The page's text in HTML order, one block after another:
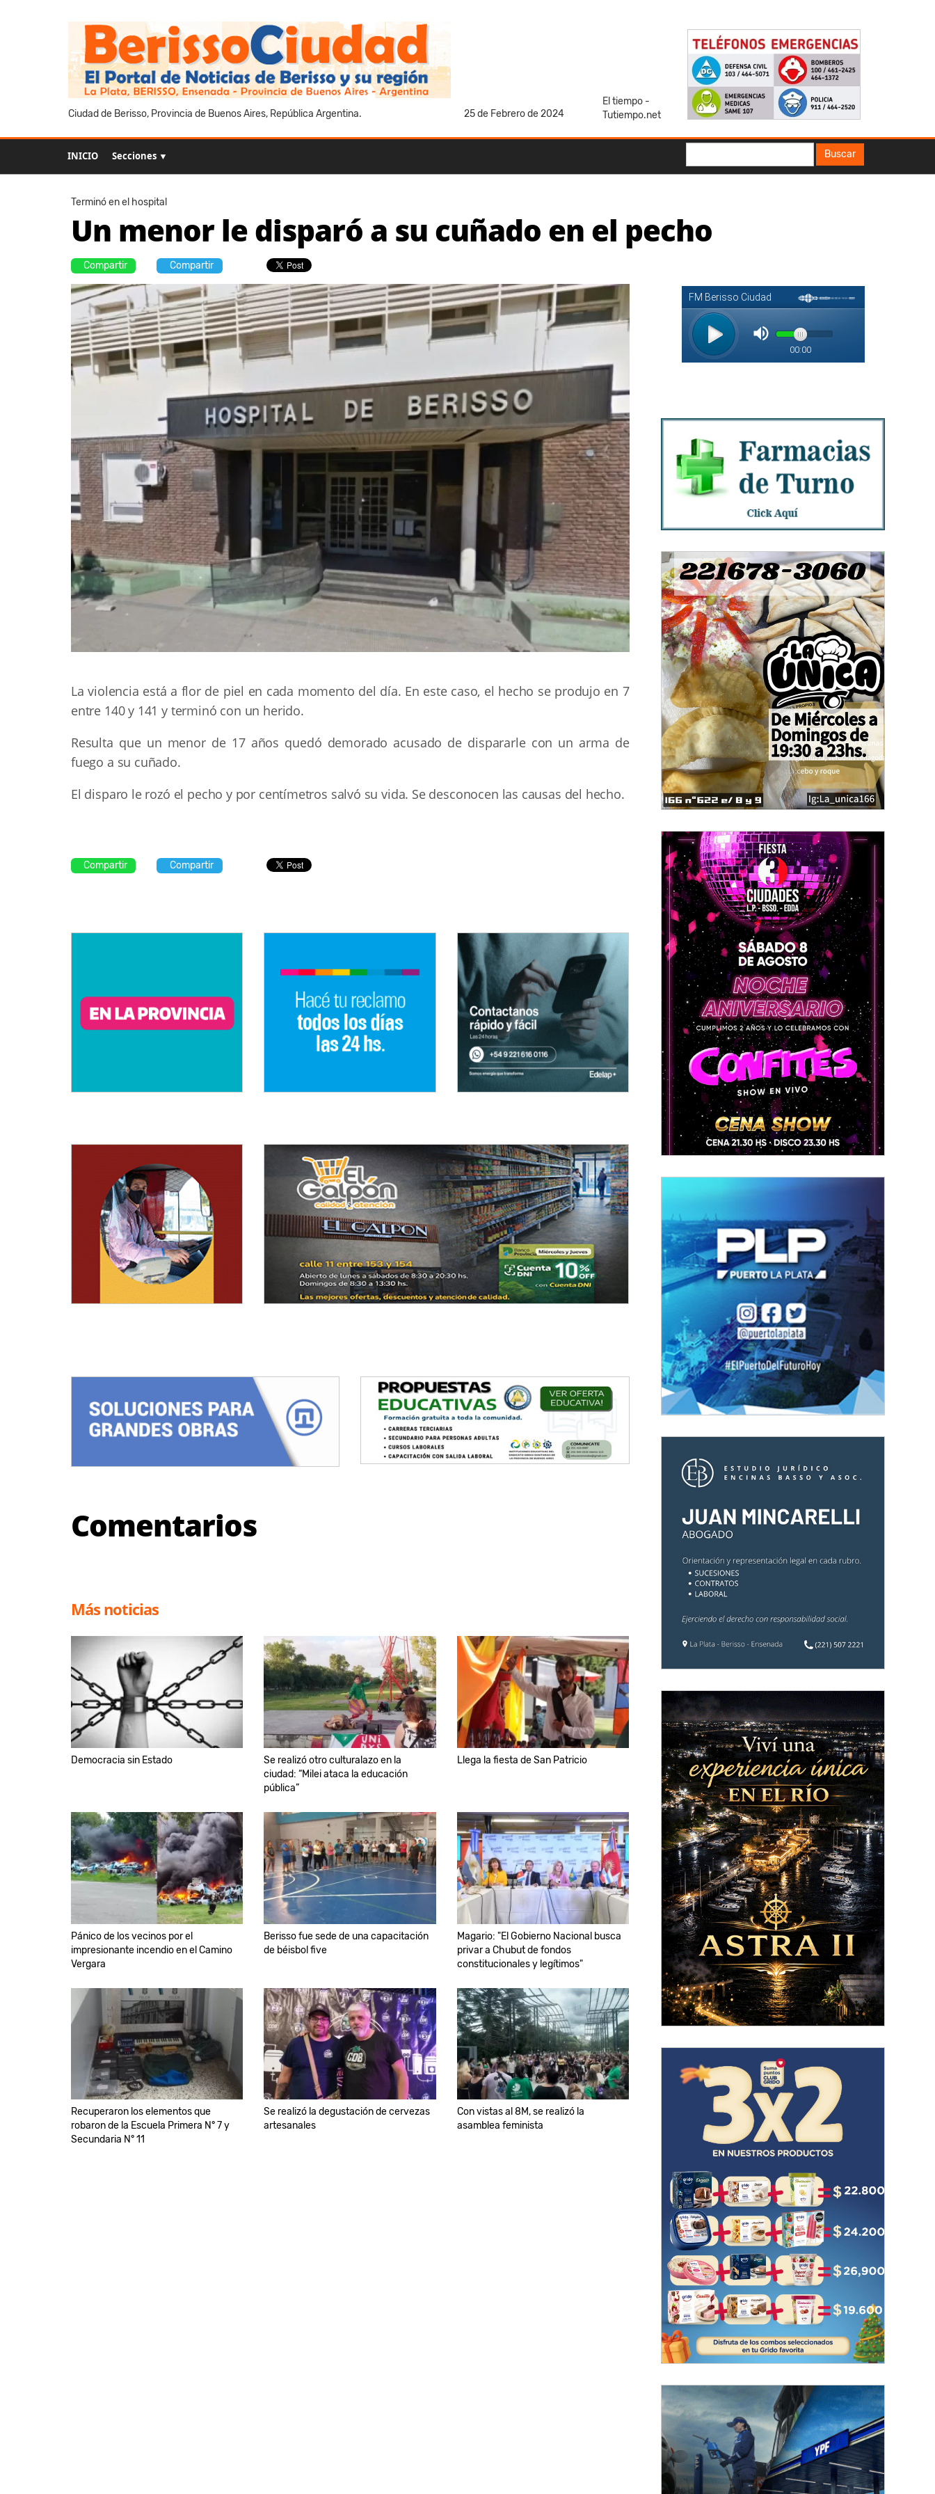
Ciudad de Berisso, Provincia de Buenos Aires, República Argentina. 25 de Febrero de 2024
El tiempo -
Tutiempo.net
INICIO Secciones ▼ Buscar
Terminó en el hospital
Un menor le disparó a su cuñado en el pecho
Compartir Compartir
La violencia está a flor de piel en cada momento del día. En este caso, el hecho se produjo en 7
entre 140 y 141 y terminó con un herido.
Resulta que un menor de 17 años quedó demorado acusado de dispararle con un arma de
fuego a su cuñado.
El disparo le rozó el pecho y por centímetros salvó su vida. Se desconocen las causas del hecho.
Compartir Compartir
Comentarios
Más noticias
Democracia sin Estado
Se realizó otro culturalazo en la
ciudad: “Milei ataca la educación
pública”
Llega la fiesta de San Patricio
Pánico de los vecinos por el
impresionante incendio en el Camino
Vergara
Berisso fue sede de una capacitación
de béisbol five
Magario: "El Gobierno Nacional busca
privar a Chubut de fondos
constitucionales y legítimos"
Recuperaron los elementos que
robaron de la Escuela Primera N° 7 y
Secundaria N° 11
Se realizó la degustación de cervezas
artesanales
Con vistas al 8M, se realizó la
asamblea feminista